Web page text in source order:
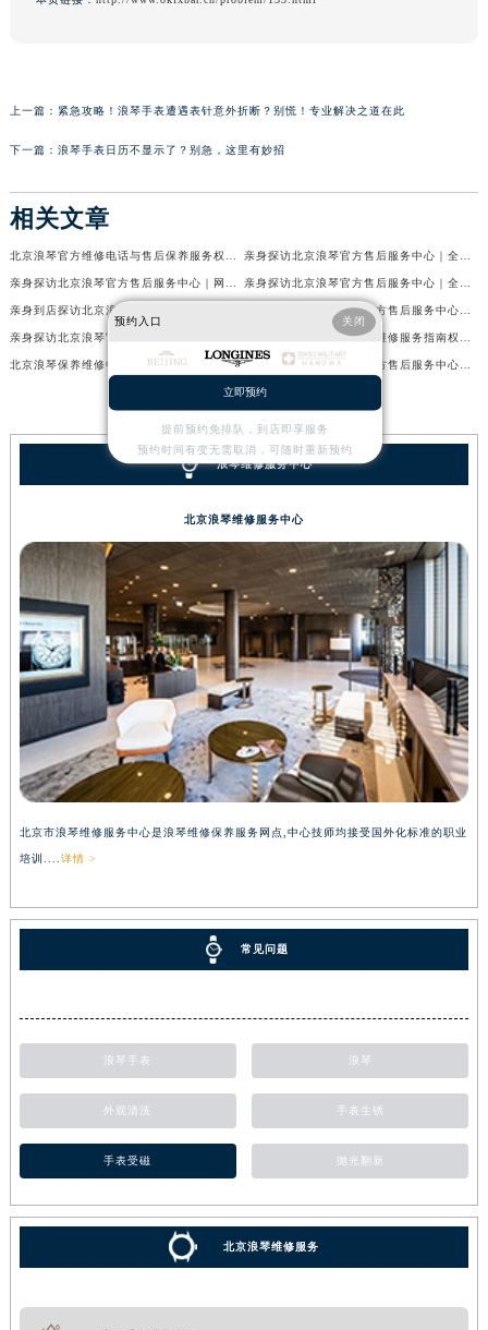
上一篇： 紧急攻略！浪琴手表遭遇表针意外折断？别慌！专业解决之道在此
下一篇： 浪琴手表日历不显示了？别急，这里有妙招
相关文章
北京浪琴保养维修中心专业手表保养与维修服务权威公示（2026年7月最新）
浪琴维修服务中心
北京浪琴维修服务中心
北京市浪琴维修服务中心是浪琴维修保养服务网点,中心技师均接受国外化标准的职业
培训.... 详情 >
常见问题
浪琴手表 浪琴
外观清洗 手表生锈
手表受磁 抛光翻新
北京浪琴维修服务
预约入口 关闭
立即预约
提前预约免排队，到店即享服务
预约时间有变无需取消，可随时重新预约